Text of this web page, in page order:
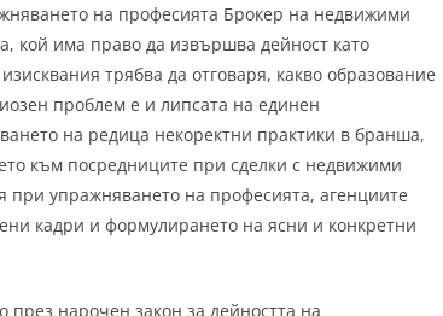
на професията Брокер на недвижими
кой има право да извършва дейност като
трябва да отговаря, какво образование
проблем е и липсата на единен
на редица некоректни практики в бранша,
към посредниците при сделки с недвижими
упражняването на професията, агенциите
кадри и формулирането на ясни и конкретни
нарочен закон за дейността на